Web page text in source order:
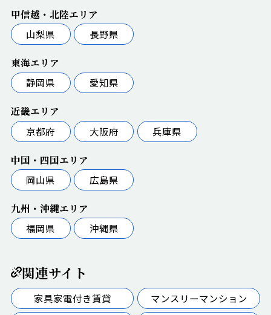
甲信越・北陸エリア
山梨県
長野県
東海エリア
静岡県
愛知県
近畿エリア
京都府
大阪府 兵庫県
中国・四国エリア
岡山県
広島県
九州・沖縄エリア
福岡県
沖縄県
関連サイト
家具家電付き賃貸
マンスリーマンション